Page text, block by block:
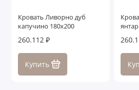
Кровать Ливорно дуб
капучино 180x200
260.112 ₽
Купить